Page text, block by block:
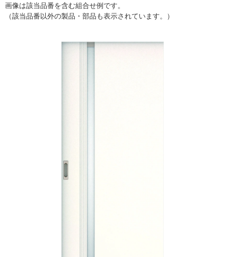
画像は該当品番を含む組合せ例です。
（該当品番以外の製品・部品も表示されています。）